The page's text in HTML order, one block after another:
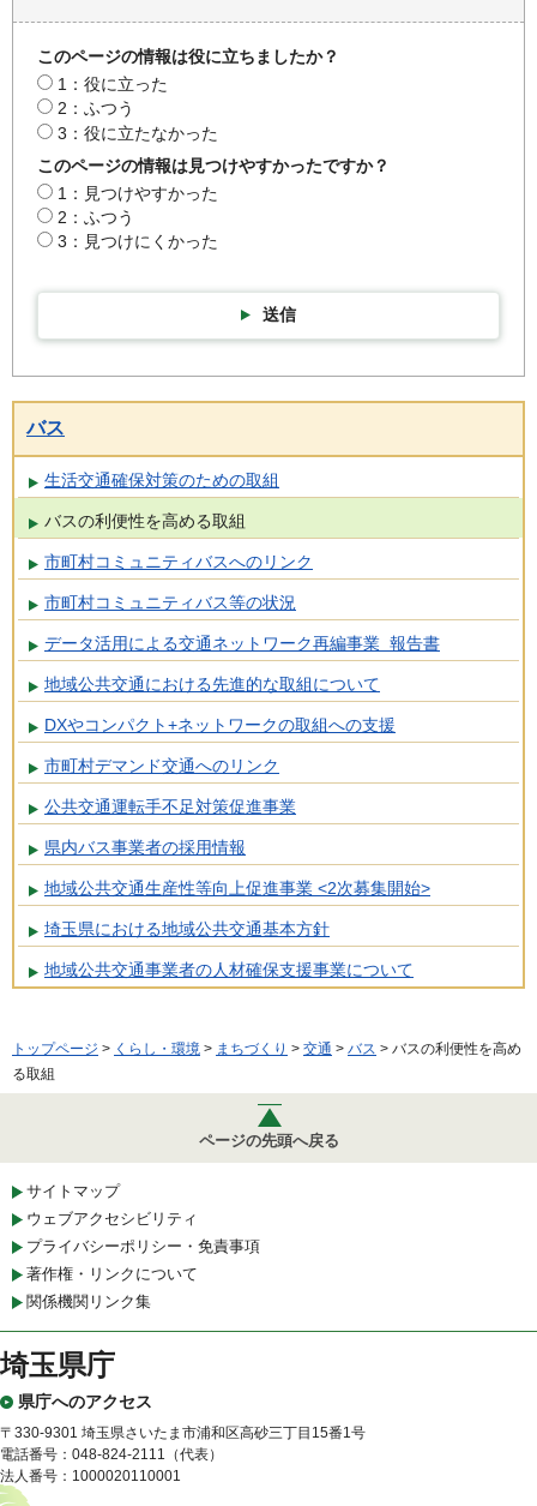
このページの情報は役に立ちましたか？
1：役に立った
2：ふつう
3：役に立たなかった
このページの情報は見つけやすかったですか？
1：見つけやすかった
2：ふつう
3：見つけにくかった
送信
バス
生活交通確保対策のための取組
バスの利便性を高める取組
市町村コミュニティバスへのリンク
市町村コミュニティバス等の状況
データ活用による交通ネットワーク再編事業 報告書
地域公共交通における先進的な取組について
DXやコンパクト+ネットワークの取組への支援
市町村デマンド交通へのリンク
公共交通運転手不足対策促進事業
県内バス事業者の採用情報
地域公共交通生産性等向上促進事業 <2次募集開始>
埼玉県における地域公共交通基本方針
地域公共交通事業者の人材確保支援事業について
トップページ > くらし・環境 > まちづくり > 交通 > バス > バスの利便性を高め
る取組
ページの先頭へ戻る
サイトマップ
ウェブアクセシビリティ
プライバシーポリシー・免責事項
著作権・リンクについて
関係機関リンク集
埼玉県庁
県庁へのアクセス
〒330-9301 埼玉県さいたま市浦和区高砂三丁目15番1号
電話番号：048-824-2111（代表）
法人番号：1000020110001